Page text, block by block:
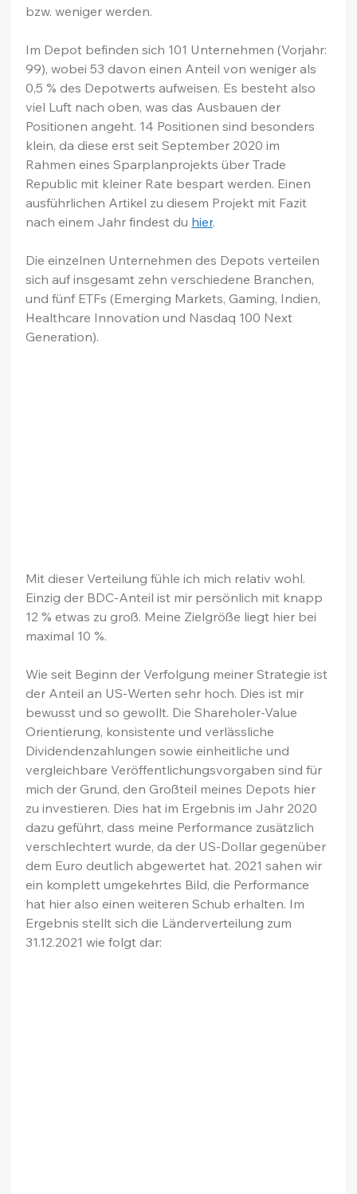
bzw. weniger werden.
Im Depot befinden sich 101 Unternehmen (Vorjahr:
99), wobei 53 davon einen Anteil von weniger als
0,5 % des Depotwerts aufweisen. Es besteht also
viel Luft nach oben, was das Ausbauen der
Positionen angeht. 14 Positionen sind besonders
klein, da diese erst seit September 2020 im
Rahmen eines Sparplanprojekts über Trade
Republic mit kleiner Rate bespart werden. Einen
ausführlichen Artikel zu diesem Projekt mit Fazit
nach einem Jahr findest du hier.
Die einzelnen Unternehmen des Depots verteilen
sich auf insgesamt zehn verschiedene Branchen,
und fünf ETFs (Emerging Markets, Gaming, Indien,
Healthcare Innovation und Nasdaq 100 Next
Generation).
Mit dieser Verteilung fühle ich mich relativ wohl.
Einzig der BDC-Anteil ist mir persönlich mit knapp
12 % etwas zu groß. Meine Zielgröße liegt hier bei
maximal 10 %.
Wie seit Beginn der Verfolgung meiner Strategie ist
der Anteil an US-Werten sehr hoch. Dies ist mir
bewusst und so gewollt. Die Shareholer-Value
Orientierung, konsistente und verlässliche
Dividendenzahlungen sowie einheitliche und
vergleichbare Veröffentlichungsvorgaben sind für
mich der Grund, den Großteil meines Depots hier
zu investieren. Dies hat im Ergebnis im Jahr 2020
dazu geführt, dass meine Performance zusätzlich
verschlechtert wurde, da der US-Dollar gegenüber
dem Euro deutlich abgewertet hat. 2021 sahen wir
ein komplett umgekehrtes Bild, die Performance
hat hier also einen weiteren Schub erhalten. Im
Ergebnis stellt sich die Länderverteilung zum
31.12.2021 wie folgt dar: